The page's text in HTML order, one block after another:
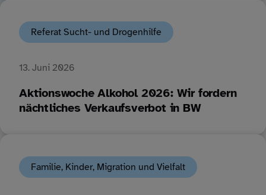
Referat Sucht- und Drogenhilfe
13. Juni 2026
Aktionswoche Alkohol 2026: Wir fordern
nächtliches Verkaufsverbot in BW
Familie, Kinder, Migration und Vielfalt